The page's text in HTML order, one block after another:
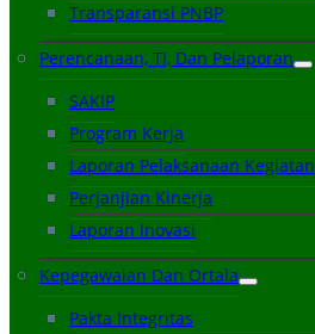
Transparansi PNBP
Perencanaan, TI, Dan Pelaporan
SAKIP
Program Kerja
Laporan Pelaksanaan Kegiatan
Perjanjian Kinerja
Laporan Inovasi
Kepegawaian Dan Ortala
Pakta Integritas